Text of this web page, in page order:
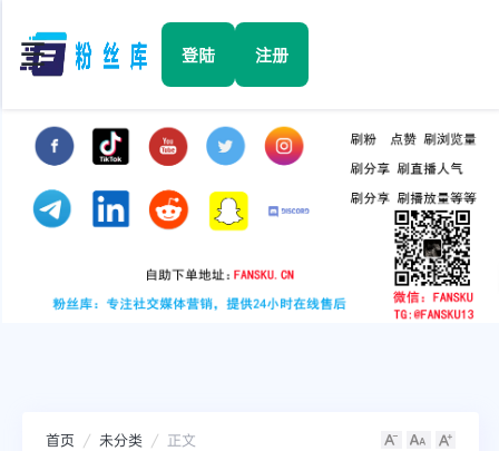
☰ 登陆 注册
Facebook
TikTok
YouTube
首页 未分类 正文